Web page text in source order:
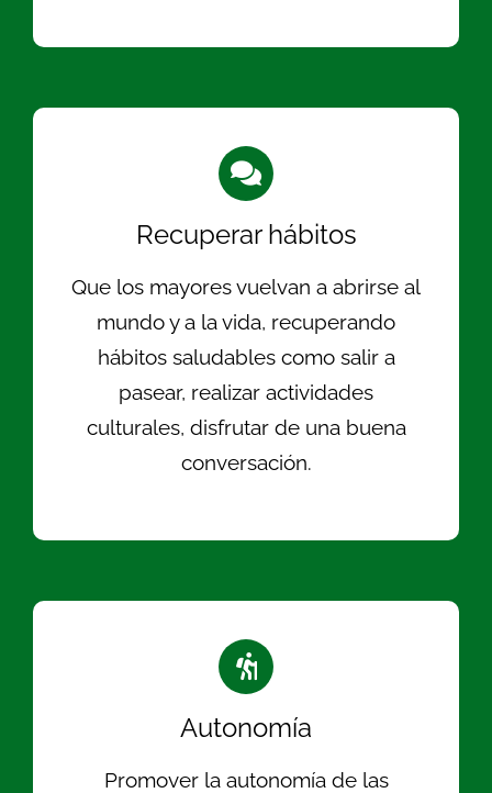
Recuperar hábitos
Que los mayores vuelvan a abrirse al
mundo y a la vida, recuperando
hábitos saludables como salir a
pasear, realizar actividades
culturales, disfrutar de una buena
conversación.
Autonomía
Promover la autonomía de las